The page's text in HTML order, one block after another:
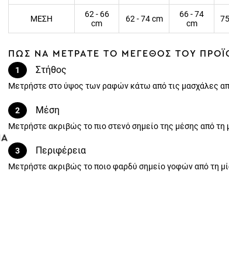
ΜΕΣΗ
62 - 66
cm
62 - 74 cm
66 - 74
cm
ΠΩΣ ΝΑ ΜΕΤΡΑΤΕ ΤΟ ΜΕΓΕΘΟΣ ΤΟΥ
1
Στήθος
Μετρήστε στο ύψος των ραφών κάτω από τις μασχάλες
2 Μέση
Μετρήστε ακριβώς το πιο στενό σημείο της μέσης από τη
3 Περιφέρεια
Μετρήστε ακριβώς το ποιο φαρδύ σημείο γοφών από τη